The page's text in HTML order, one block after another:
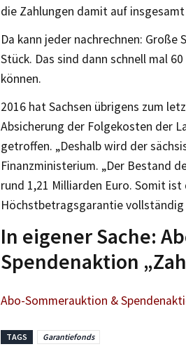
die Zahlungen damit auf
Da kann jeder nachrechnen:
Stück. Das sind dann schnell mal
können.
2016 hat Sachsen übrigens zum
Absicherung der Folgekosten der
getroffen. „Deshalb wird der
Finanzministerium. „Der Bestand
rund 1,21 Milliarden Euro. Somit
Höchstbetragsgarantie vollständig
In eigener Sache:
Spendenaktion
Abo-Sommerauktion &
TAGS Garantiefonds